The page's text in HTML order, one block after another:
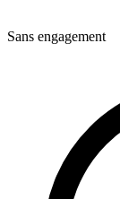
Sans engagement